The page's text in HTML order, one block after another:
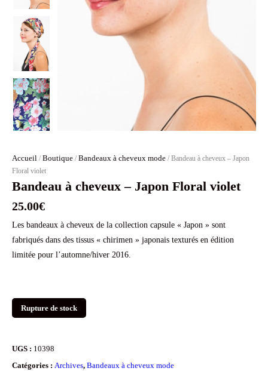
Accueil / Boutique / Bandeaux à cheveux mode / Bandeau à cheveux – Japon
Floral violet
Bandeau à cheveux – Japon Floral violet
25.00€
Les bandeaux à cheveux de la collection capsule « Japon » sont
fabriqués dans des tissus « chirimen » japonais texturés en édition
limitée pour l’automne/hiver 2016.
Rupture de stock
UGS : 10398
Catégories : Archives, Bandeaux à cheveux mode